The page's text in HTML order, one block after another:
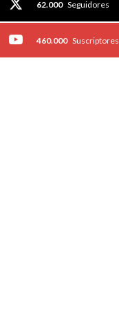
62.000 Seguidores
460.000 Suscriptores